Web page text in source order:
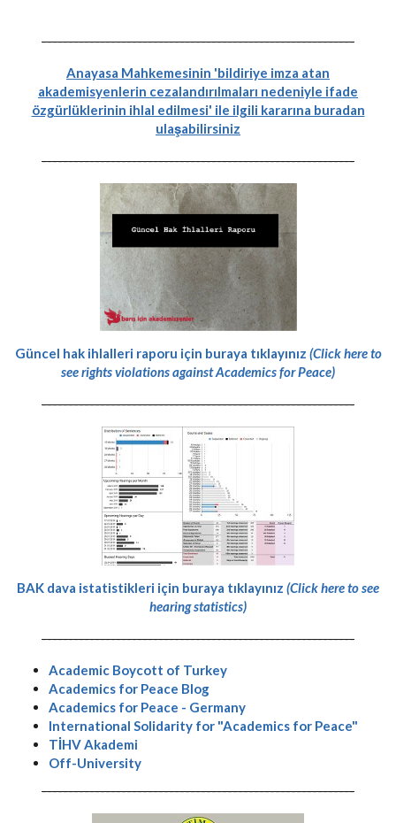
-----------------------------------------------------------
Anayasa Mahkemesinin 'bildiriye imza atan
akademisyenlerin cezalandırılmaları nedeniyle ifade
özgürlüklerinin ihlal edilmesi' ile ilgili kararına buradan
ulaşabilirsiniz
-----------------------------------------------------------
Güncel hak ihlalleri raporu için buraya tıklayınız (Click here to
see rights violations against Academics for Peace)
-----------------------------------------------------------
BAK dava istatistikleri için buraya tıklayınız (Click here to see
hearing statistics)
-----------------------------------------------------------
Academic Boycott of Turkey
Academics for Peace Blog
Academics for Peace - Germany
International Solidarity for "Academics for Peace"
TİHV Akademi
Off-University
-----------------------------------------------------------